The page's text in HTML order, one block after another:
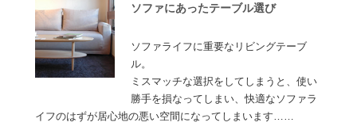
ソファにあったテーブル選び
ソファライフに重要なリビングテーブ
ル。
ミスマッチな選択をしてしまうと、使い
勝手を損なってしまい、快適なソファラ
イフのはずが居心地の悪い空間になってしまいます……